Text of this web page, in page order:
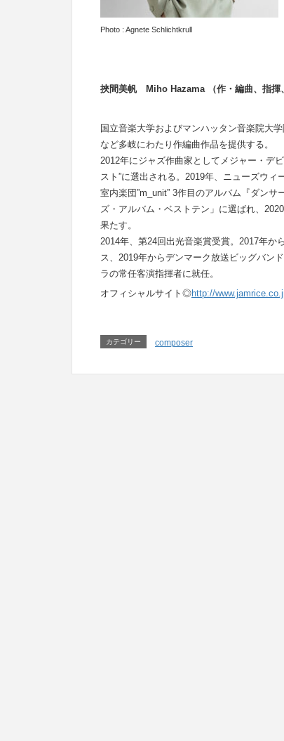
Photo : Agnete Schlichtkrull
挾間美帆 Miho Hazama （作・編曲、指揮
国立音楽大学およびマンハッタン音楽院大
など多岐にわたり作編曲作品を提供する。
2012年にジャズ作曲家としてメジャー・デ
スト”に選出される。2019年、ニューズウ
室内楽団”m_unit” 3作目のアルバム『ダン
ズ・アルバム・ベストテン」に選ばれ、
果たす。
2014年、第24回出光音楽賞受賞。2017年か
ス、2019年からデンマーク放送ビッグバン
ラの常任客演指揮者に就任。
オフィシャルサイト◎http://
カテゴリー composer